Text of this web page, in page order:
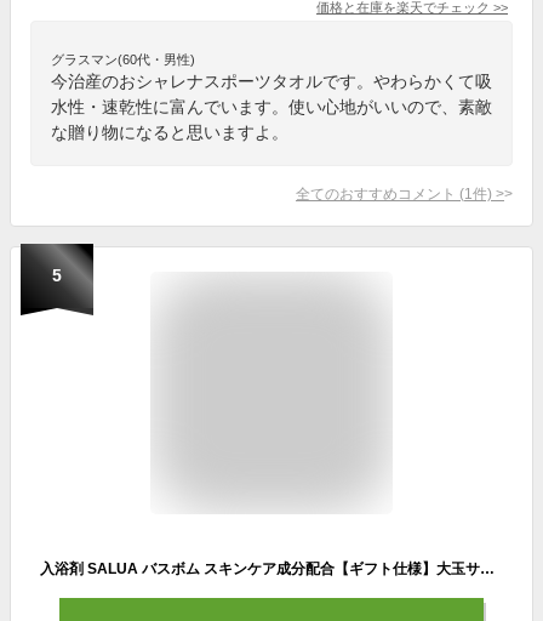
価格と在庫を楽天でチェック >>
グラスマン(60代・男性)
今治産のおシャレナスポーツタオルです。やわらかくて吸
水性・速乾性に富んでいます。使い心地がいいので、素敵
な贈り物になると思いますよ。
全てのおすすめコメント (1 件) >
5
入浴剤 SALUA バスボム スキンケア成分配合【ギフト仕様】大玉サイズ バスボール 炭酸 お風呂 用